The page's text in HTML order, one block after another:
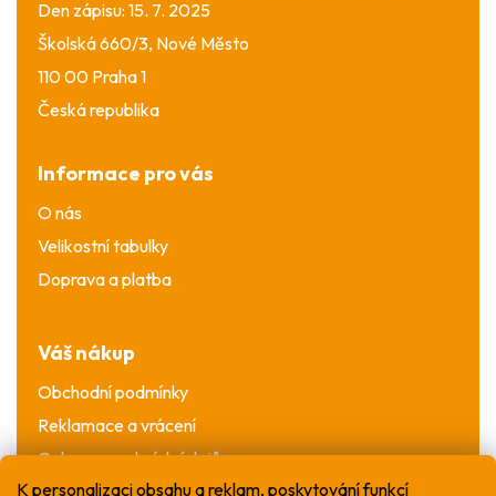
K personalizaci obsahu a reklam, poskytování funkcí
Den zápisu: 15. 7. 2025
Školská 660/3, Nové Město
110 00 Praha 1
Česká republika
Informace pro vás
O nás
Velikostní tabulky
Doprava a platba
Váš nákup
Obchodní podmínky
Reklamace a vrácení
Ochrana osobních údajů